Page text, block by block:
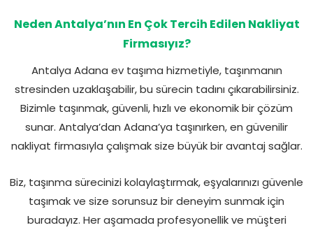
Neden Antalya’nın En Çok Tercih Edilen Nakliyat
Firmasıyız?
Antalya Adana ev taşıma hizmetiyle, taşınmanın
stresinden uzaklaşabilir, bu sürecin tadını çıkarabilirsiniz.
Bizimle taşınmak, güvenli, hızlı ve ekonomik bir çözüm
sunar. Antalya’dan Adana’ya taşınırken, en güvenilir
nakliyat firmasıyla çalışmak size büyük bir avantaj sağlar.
Biz, taşınma sürecinizi kolaylaştırmak, eşyalarınızı güvenle
taşımak ve size sorunsuz bir deneyim sunmak için
buradayız. Her aşamada profesyonellik ve müşteri